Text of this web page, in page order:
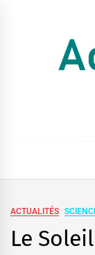
ACTUALITÉS
Le